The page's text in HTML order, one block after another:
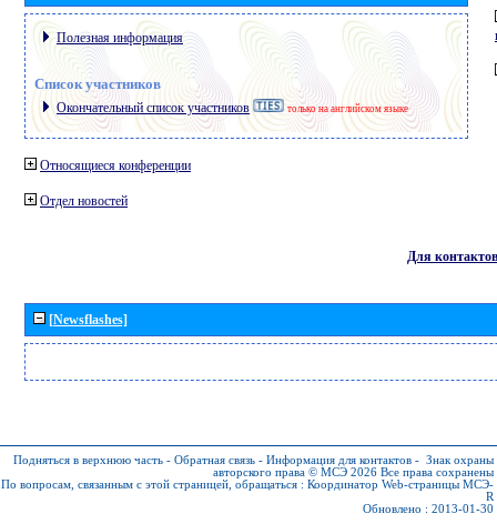
Полезная информация
Список участников
Окончательный список участников только на английском языке
Относящиеся конференции
Отдел новостей
Для контактов
[Newsflashes]
Подняться в верхнюю часть - Обратная связь - Информация для контактов - Знак охраны
авторского права © МСЭ 2026 Все права сохранены
По вопросам, связанным с этой страницей, обращаться : Координатор Web-страницы МСЭ-
R
Обновлено : 2013-01-30